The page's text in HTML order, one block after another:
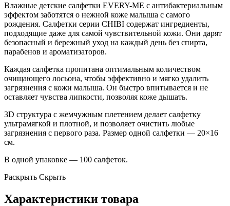
Влажные детские салфетки EVERY-ME с антибактериальным
эффектом заботятся о нежной коже малыша с самого
рождения. Салфетки серии CHIBI содержат ингредиенты,
подходящие даже для самой чувствительной кожи. Они дарят
безопасный и бережный уход на каждый день без спирта,
парабенов и ароматизаторов.
Каждая салфетка пропитана оптимальным количеством
очищающего лосьона, чтобы эффективно и мягко удалить
загрязнения с кожи малыша. Он быстро впитывается и не
оставляет чувства липкости, позволяя коже дышать.
3D структура с жемчужным плетением делает салфетку
ультрамягкой и плотной, и позволяет очистить любые
загрязнения с первого раза. Размер одной салфетки — 20×16
см.
В одной упаковке — 100 салфеток.
Раскрыть Скрыть
Характеристики товара